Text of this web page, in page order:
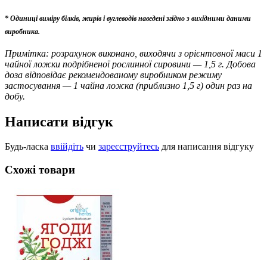
* Одиниці виміру білків, жирів і вуглеводів наведені згідно з вихідними даними
виробника.
Примітка: розрахунок виконано, виходячи з орієнтовної маси 1
чайної ложки подрібненої рослинної сировини — 1,5 г. Добова
доза відповідає рекомендованому виробником режиму
застосування — 1 чайна ложка (приблизно 1,5 г) один раз на
добу.
Написати відгук
Будь-ласка ввійдіть чи зареєструйтесь для написання відгуку
Схожі товари